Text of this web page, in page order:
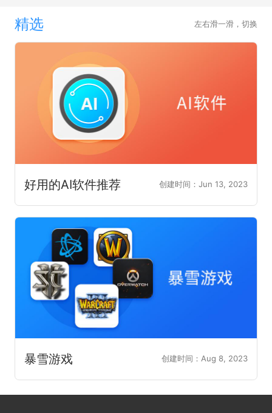
精选 左右滑一滑，切换
好用的AI软件推荐 创建时间：Jun 13, 2023
暴雪游戏 创建时间：Aug 8, 2023